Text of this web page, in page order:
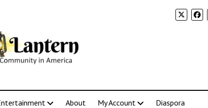
About My Account Diaspora